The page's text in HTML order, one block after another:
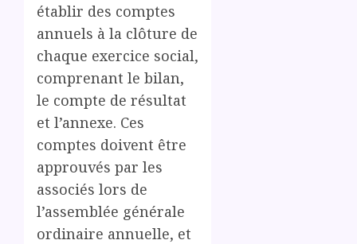
établir des comptes
annuels à la clôture de
chaque exercice social,
comprenant le bilan,
le compte de résultat
et l’annexe. Ces
comptes doivent être
approuvés par les
associés lors de
l’assemblée générale
ordinaire annuelle, et